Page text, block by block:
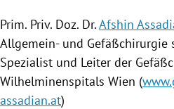
Untermenü
Prim. Priv. Doz. Dr.Afshin
Allgemein- und Gefäßchirurgie
Spezialist und Leiter der
Wilhelminenspitals Wien (
assadian.at)